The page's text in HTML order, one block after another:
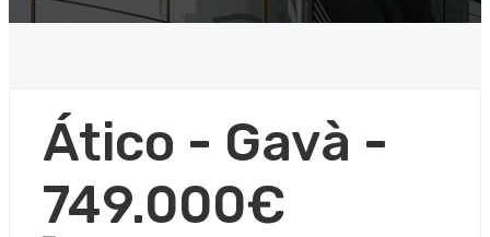
Ático - Gavà -
749.000€